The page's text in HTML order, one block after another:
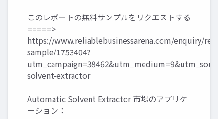
このレポートの無料サンプルをリクエストする
=====>
https://www.reliablebusinessarena.com/enquiry/
sample/1753404?
solvent-extractor
Automatic Solvent Extractor 市場のアプリケ
ーション：